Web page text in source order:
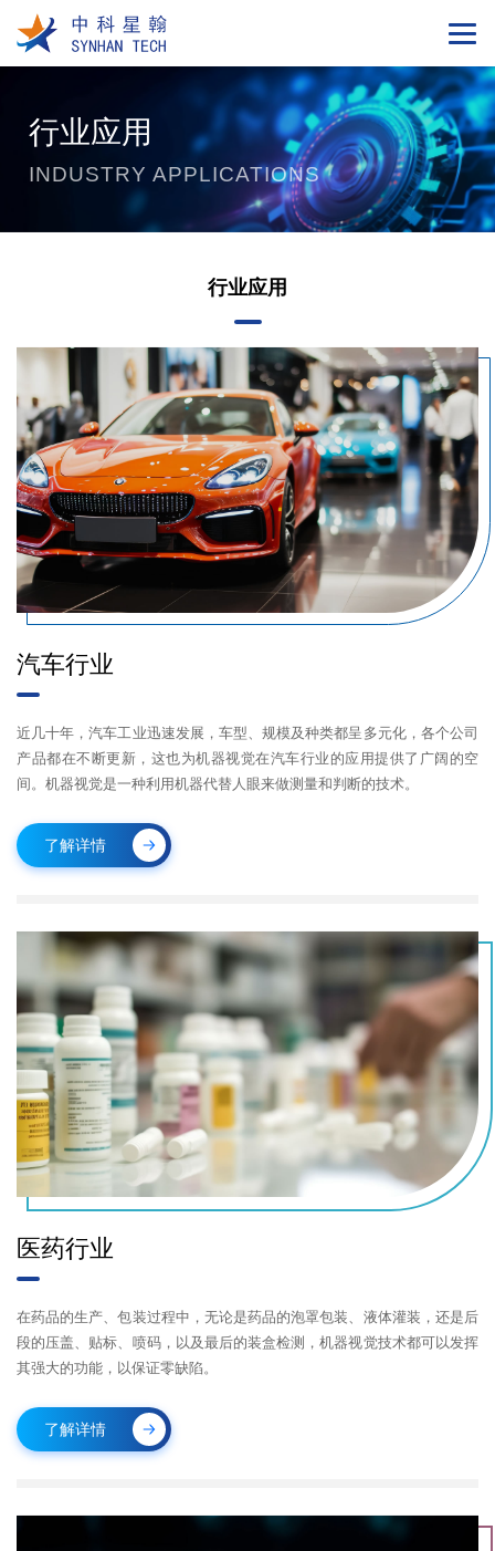
行业应用
INDUSTRY APPLICATIONS
行业应用
汽车行业
近几十年，汽车工业迅速发展，车型、规模及种类都呈多元化，各个公司
产品都在不断更新，这也为机器视觉在汽车行业的应用提供了广阔的空
间。机器视觉是一种利用机器代替人眼来做测量和判断的技术。
了解详情
医药行业
在药品的生产、包装过程中，无论是药品的泡罩包装、液体灌装，还是后
段的压盖、贴标、喷码，以及最后的装盒检测，机器视觉技术都可以发挥
其强大的功能，以保证零缺陷。
了解详情